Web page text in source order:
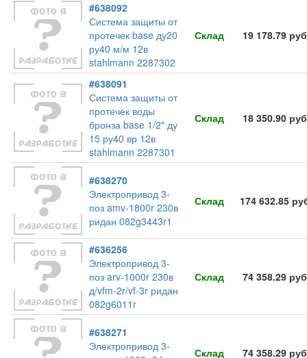
#638092
Система защиты от
протечек base ду20
ру40 м/м 12в
stahlmann 2287302
Склад 19 178.79 руб
#638091
Система защиты от
протечек воды
бронза base 1/2" ду
15 ру40 вр 12в
stahlmann 2287301
Склад 18 350.90 руб
#638270
Электропривод 3-
поз amv-1800r 230в
ридан 082g3443r1
Склад 174 632.85
#636256
Электропривод 3-
поз arv-1000r 230в
д/vfm-2r/vf-3r ридан
082g6011r
Склад 74 358.29 руб
#638271
Электропривод 3-
Склад 74 358.29 руб